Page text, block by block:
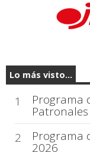
Lo más visto...
1 Programa
2
Programa
2026